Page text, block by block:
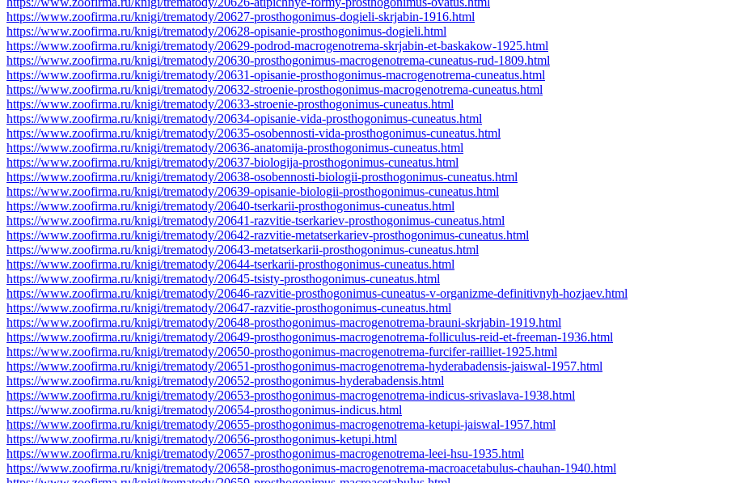
https://www.zoofirma.ru/knigi/trematody/20627-prosthogonimus-dogieli-skrjabin-1916.html
https://www.zoofirma.ru/knigi/trematody/20628-opisanie-prosthogonimus-dogieli.html
https://www.zoofirma.ru/knigi/trematody/20629-podrod-macrogenotrema-skrjabin-et-baskakow-1925.html
https://www.zoofirma.ru/knigi/trematody/20630-prosthogonimus-macrogenotrema-cuneatus-rud-1809.html
https://www.zoofirma.ru/knigi/trematody/20631-opisanie-prosthogonimus-macrogenotrema-cuneatus.html
https://www.zoofirma.ru/knigi/trematody/20632-stroenie-prosthogonimus-macrogenotrema-cuneatus.html
https://www.zoofirma.ru/knigi/trematody/20633-stroenie-prosthogonimus-cuneatus.html
https://www.zoofirma.ru/knigi/trematody/20634-opisanie-vida-prosthogonimus-cuneatus.html
https://www.zoofirma.ru/knigi/trematody/20635-osobennosti-vida-prosthogonimus-cuneatus.html
https://www.zoofirma.ru/knigi/trematody/20636-anatomija-prosthogonimus-cuneatus.html
https://www.zoofirma.ru/knigi/trematody/20637-biologija-prosthogonimus-cuneatus.html
https://www.zoofirma.ru/knigi/trematody/20638-osobennosti-biologii-prosthogonimus-cuneatus.html
https://www.zoofirma.ru/knigi/trematody/20639-opisanie-biologii-prosthogonimus-cuneatus.html
https://www.zoofirma.ru/knigi/trematody/20640-tserkarii-prosthogonimus-cuneatus.html
https://www.zoofirma.ru/knigi/trematody/20641-razvitie-tserkariev-prosthogonimus-cuneatus.html
https://www.zoofirma.ru/knigi/trematody/20642-razvitie-metatserkariev-prosthogonimus-cuneatus.html
https://www.zoofirma.ru/knigi/trematody/20643-metatserkarii-prosthogonimus-cuneatus.html
https://www.zoofirma.ru/knigi/trematody/20644-tserkarii-prosthogonimus-cuneatus.html
https://www.zoofirma.ru/knigi/trematody/20645-tsisty-prosthogonimus-cuneatus.html
https://www.zoofirma.ru/knigi/trematody/20646-razvitie-prosthogonimus-cuneatus-v-organizme-definitivnyh-hozjaev.html
https://www.zoofirma.ru/knigi/trematody/20647-razvitie-prosthogonimus-cuneatus.html
https://www.zoofirma.ru/knigi/trematody/20648-prosthogonimus-macrogenotrema-brauni-skrjabin-1919.html
https://www.zoofirma.ru/knigi/trematody/20649-prosthogonimus-macrogenotrema-folliculus-reid-et-freeman-1936.html
https://www.zoofirma.ru/knigi/trematody/20650-prosthogonimus-macrogenotrema-furcifer-railliet-1925.html
https://www.zoofirma.ru/knigi/trematody/20651-prosthogonimus-macrogenotrema-hyderabadensis-jaiswal-1957.html
https://www.zoofirma.ru/knigi/trematody/20652-prosthogonimus-hyderabadensis.html
https://www.zoofirma.ru/knigi/trematody/20653-prosthogonimus-macrogenotrema-indicus-srivaslava-1938.html
https://www.zoofirma.ru/knigi/trematody/20654-prosthogonimus-indicus.html
https://www.zoofirma.ru/knigi/trematody/20655-prosthogonimus-macrogenotrema-ketupi-jaiswal-1957.html
https://www.zoofirma.ru/knigi/trematody/20656-prosthogonimus-ketupi.html
https://www.zoofirma.ru/knigi/trematody/20657-prosthogonimus-macrogenotrema-leei-hsu-1935.html
https://www.zoofirma.ru/knigi/trematody/20658-prosthogonimus-macrogenotrema-macroacetabulus-chauhan-1940.html